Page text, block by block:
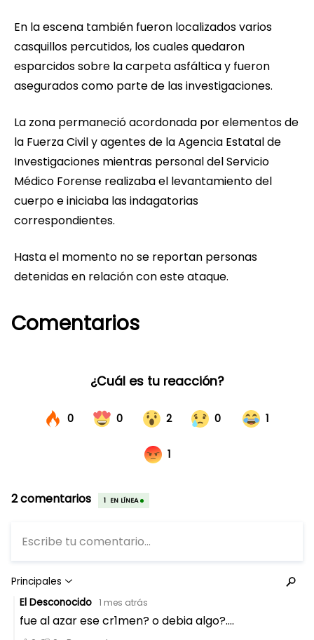
En la escena también fueron localizados varios
casquillos percutidos, los cuales quedaron
esparcidos sobre la carpeta asfáltica y fueron
asegurados como parte de las investigaciones.
La zona permaneció acordonada por elementos de
la Fuerza Civil y agentes de la Agencia Estatal de
Investigaciones mientras personal del Servicio
Médico Forense realizaba el levantamiento del
cuerpo e iniciaba las indagatorias
correspondientes.
Hasta el momento no se reportan personas
detenidas en relación con este ataque.
Comentarios